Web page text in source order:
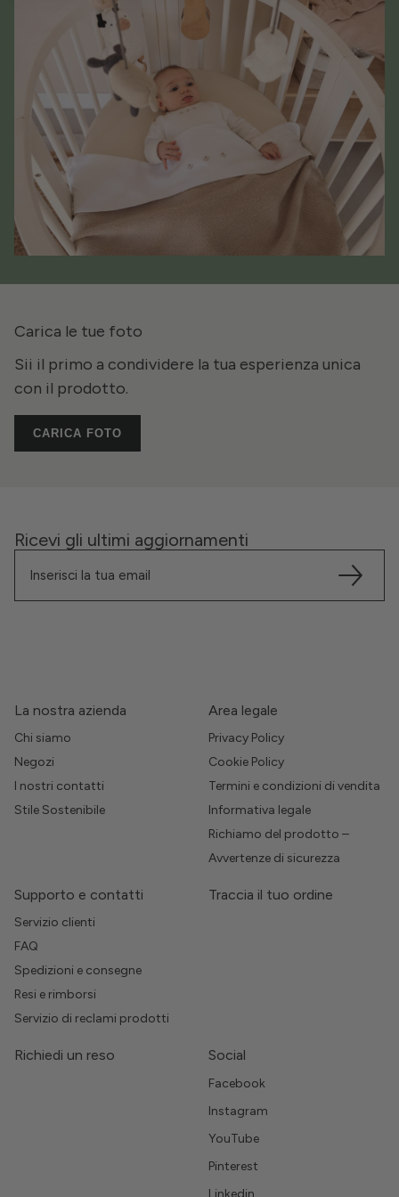
Carica le tue foto
Sii il primo a condividere la tua esperienza unica
con il prodotto.
CARICA FOTO
Ricevi gli ultimi aggiornamenti
La nostra azienda
Chi siamo
Negozi
I nostri contatti
Stile Sostenibile
Area legale
Privacy Policy
Cookie Policy
Termini e condizioni di vendita
Informativa legale
Richiamo del prodotto –
Avvertenze di sicurezza
Supporto e contatti
Servizio clienti
FAQ
Spedizioni e consegne
Resi e rimborsi
Servizio di reclami prodotti
Traccia il tuo ordine
Richiedi un reso Social
Facebook
Instagram
YouTube
Pinterest